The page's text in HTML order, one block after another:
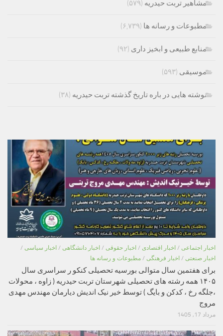
مشاهیر تربت حیدریه (۵۷۹)
مطبوعات و رسانه ها (۶,۷۳۹)
منابع طبیعی و ابخیز داری (۹۲)
موسیقی (۵۹۳)
نوشته هایی در باره تاریخ گذشته تربت حیدریه (۳۸)
اخبار اجتماعی / اخبار اقتصادی / اخبار حقوقی / اخبار دانشگاهی / اخبار سیاسی /
اخبار صنعتی / اخبار فرهنگی / مطبوعات و رسانه ها
برای هفتمین سال متوالی بورسیه تحصیلی کنکو ر سراسری سال
۱۴۰۵ همه رشته های تحصیلی شهرستان تربت حیدریه ( زاوه ، محولات
،جلگه رخ ، کدکن و بایگ ) توسط خیر نیک اندیش دیارمان مهندس مهدی
مروج
مرداد 17, 1405